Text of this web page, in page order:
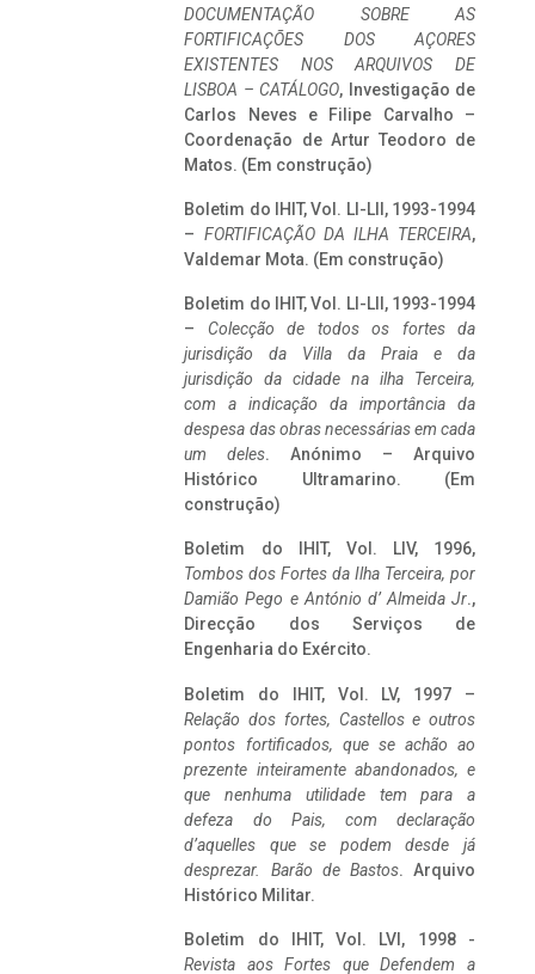
DOCUMENTAÇÃO SOBRE AS
FORTIFICAÇÕES DOS AÇORES
EXISTENTES NOS ARQUIVOS DE
LISBOA – CATÁLOGO, Investigação de
Carlos Neves e Filipe Carvalho –
Coordenação de Artur Teodoro de
Matos. (Em construção)
Boletim do IHIT, Vol. LI-LII, 1993-1994
– FORTIFICAÇÃO DA ILHA TERCEIRA,
Valdemar Mota. (Em construção)
Boletim do IHIT, Vol. LI-LII, 1993-1994
– Colecção de todos os fortes da
jurisdição da Villa da Praia e da
jurisdição da cidade na ilha Terceira,
com a indicação da importância da
despesa das obras necessárias em cada
um deles. Anónimo – Arquivo
Histórico Ultramarino. (Em
construção)
Boletim do IHIT, Vol. LIV, 1996,
Tombos dos Fortes da Ilha Terceira, por
Damião Pego e António d’ Almeida Jr.,
Direcção dos Serviços de
Engenharia do Exército.
Boletim do IHIT, Vol. LV, 1997 –
Relação dos fortes, Castellos e outros
pontos fortificados, que se achão ao
prezente inteiramente abandonados, e
que nenhuma utilidade tem para a
defeza do Pais, com declaração
d’aquelles que se podem desde já
desprezar. Barão de Bastos. Arquivo
Histórico Militar.
Boletim do IHIT, Vol. LVI, 1998 -
Revista aos Fortes que Defendem a